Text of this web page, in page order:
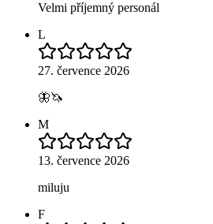
Velmi příjemný personál
L
27. července 2026
🦋🦄
M
13. července 2026
miluju
F